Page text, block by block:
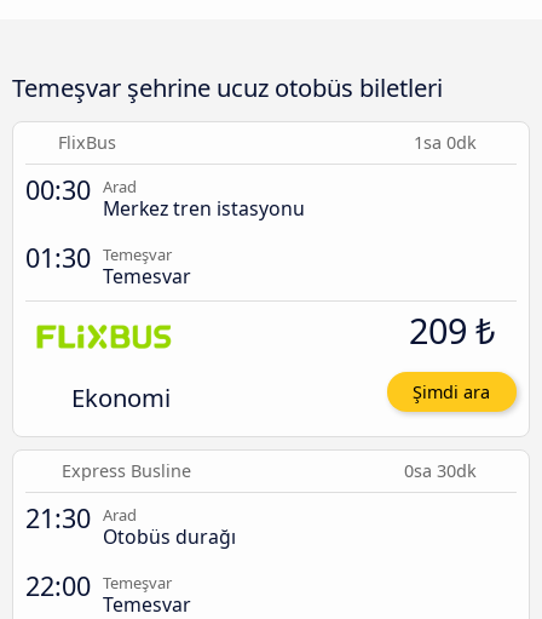
Temeşvar şehrine ucuz otobüs biletleri
FlixBus 1sa 0dk
00:30 Arad
Merkez tren istasyonu
01:30 Temeşvar
Temesvar
Ekonomi
209 ₺
Şimdi ara
Express Busline 0sa 30dk
21:30 Arad
Otobüs durağı
22:00 Temeşvar
Temesvar